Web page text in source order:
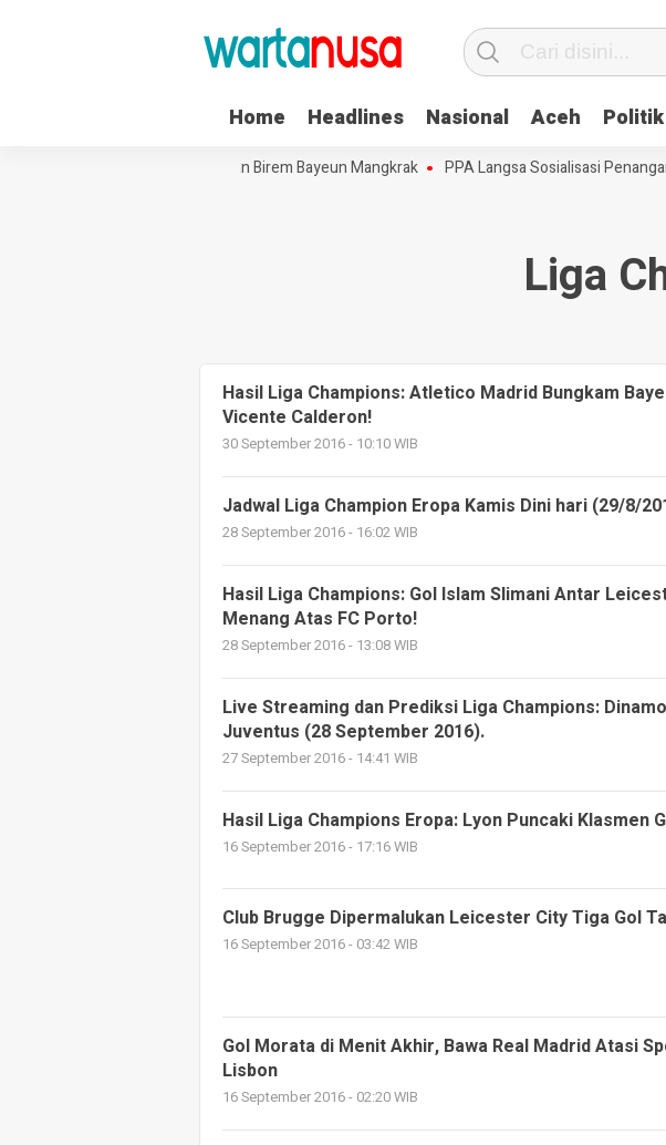
Home Headlines Nasional Aceh Politik
Gadeng-Alue Punti di Kecamatan Birem Bayeun Mangkrak PPA Langsa Sosialisasi
Liga
Hasil Liga Champions: Atletico Madrid Bungkam
Vicente Calderon!
30 September 2016 - 10:10 WIB
Jadwal Liga Champion Eropa Kamis Dini hari (29/8/
28 September 2016 - 16:02 WIB
Hasil Liga Champions: Gol Islam Slimani Antar
Menang Atas FC Porto!
28 September 2016 - 13:08 WIB
Live Streaming dan Prediksi Liga Champions:
Juventus (28 September 2016).
27 September 2016 - 14:41 WIB
Hasil Liga Champions Eropa: Lyon Puncaki Klasmen
16 September 2016 - 17:16 WIB
Club Brugge Dipermalukan Leicester City Tiga Gol
16 September 2016 - 03:42 WIB
Gol Morata di Menit Akhir, Bawa Real Madrid Atasi
Lisbon
16 September 2016 - 02:20 WIB